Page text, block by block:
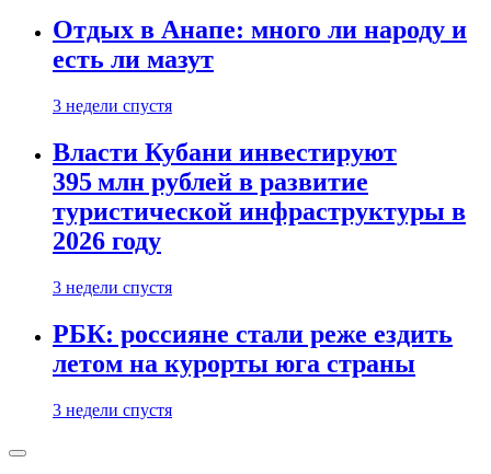
Отдых в Анапе: много ли народу и
есть ли мазут
3 недели спустя
Власти Кубани инвестируют
395 млн рублей в развитие
туристической инфраструктуры в
2026 году
3 недели спустя
РБК: россияне стали реже ездить
летом на курорты юга страны
3 недели спустя